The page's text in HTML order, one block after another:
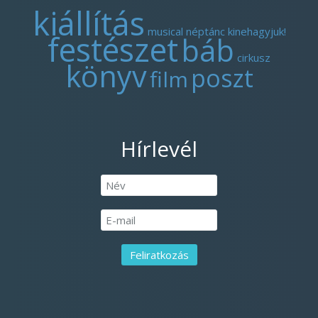
kiállítás musical néptánc kinehagyjuk!
festészetbáb cirkusz
könyvfilm poszt
Hírlevél